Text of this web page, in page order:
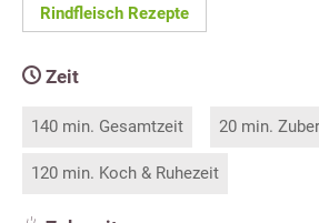
Rindfleisch Rezepte
Zeit
140 min. Gesamtzeit 20 min.
120 min. Koch & Ruhezeit